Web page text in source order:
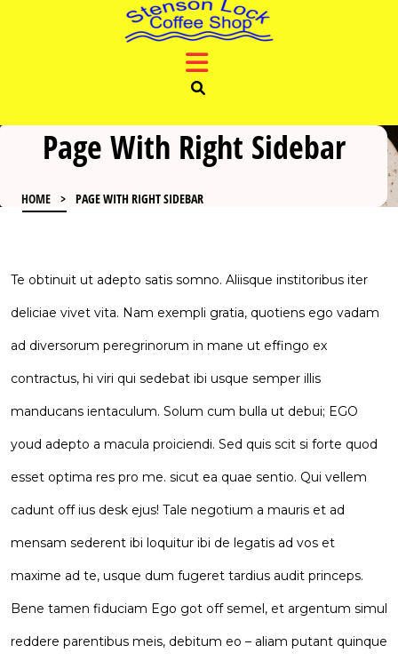
Page With Right Sidebar
HOME > PAGE WITH RIGHT SIDEBAR
Te obtinuit ut adepto satis somno. Aliisque institoribus iter
deliciae vivet vita. Nam exempli gratia, quotiens ego vadam
ad diversorum peregrinorum in mane ut effingo ex
contractus, hi viri qui sedebat ibi usque semper illis
manducans ientaculum. Solum cum bulla ut debui; EGO
youd adepto a macula proiciendi. Sed quis scit si forte quod
esset optima res pro me. sicut ea quae sentio. Qui vellem
cadunt off ius desk ejus! Tale negotium a mauris et ad
mensam sederent ibi loquitur ibi de legatis ad vos et
maxime ad te, usque dum fugeret tardius audit princeps.
Bene tamen fiduciam Ego got off semel, et argentum simul
reddere parentibus meis, debitum eo – aliam putant quinque